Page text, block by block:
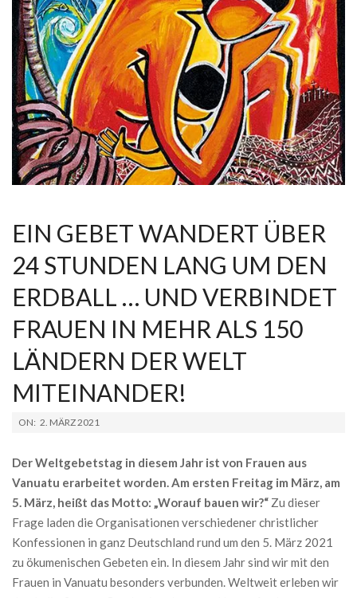
EIN GEBET WANDERT ÜBER
24 STUNDEN LANG UM DEN
ERDBALL … UND VERBINDET
FRAUEN IN MEHR ALS 150
LÄNDERN DER WELT
MITEINANDER!
2021-
02
ON: 2. MÄRZ 2021
Der Weltgebetstag in diesem Jahr ist von Frauen aus
Vanuatu erarbeitet worden. Am ersten Freitag im März, am
5. März, heißt das Motto: „Worauf bauen wir?“ Zu dieser
Frage laden die Organisationen verschiedener christlicher
Konfessionen in ganz Deutschland rund um den 5. März 2021
zu ökumenischen Gebeten ein. In diesem Jahr sind wir mit den
Frauen in Vanuatu besonders verbunden. Weltweit erleben wir